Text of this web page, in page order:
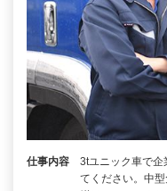
仕事内容
3tユニック車で企
てください。中